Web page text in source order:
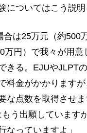
についてはこう説明
合は25万元（約500
万円）で我々が用意
きる。EJUやJLPT
料金がかかります
な点数を取得させ
もう出願していま
なっていますよ」